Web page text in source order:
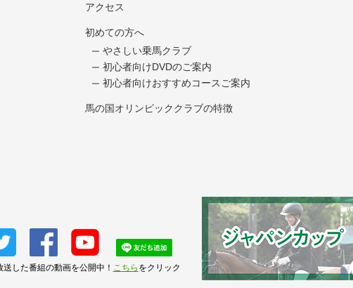
アクセス
初めての方へ
やさしい乗馬クラブ
初心者向けDVDのご案内
初心者向けおすすめコースご案内
馬の国オリンピッククラブの特徴
した番組の動画を公開中！ こちら をクリック